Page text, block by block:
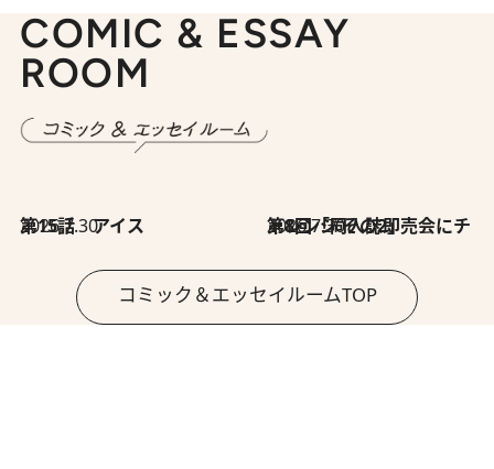
COMIC & ESSAY
ROOM
2026.7.30
第15話 アイス 2026.7.30
第8回「同人誌即売会にチャレンジ その2」
コミック＆エッセイルームTOP